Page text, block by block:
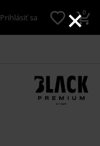
×
Prihlásiť sa 0